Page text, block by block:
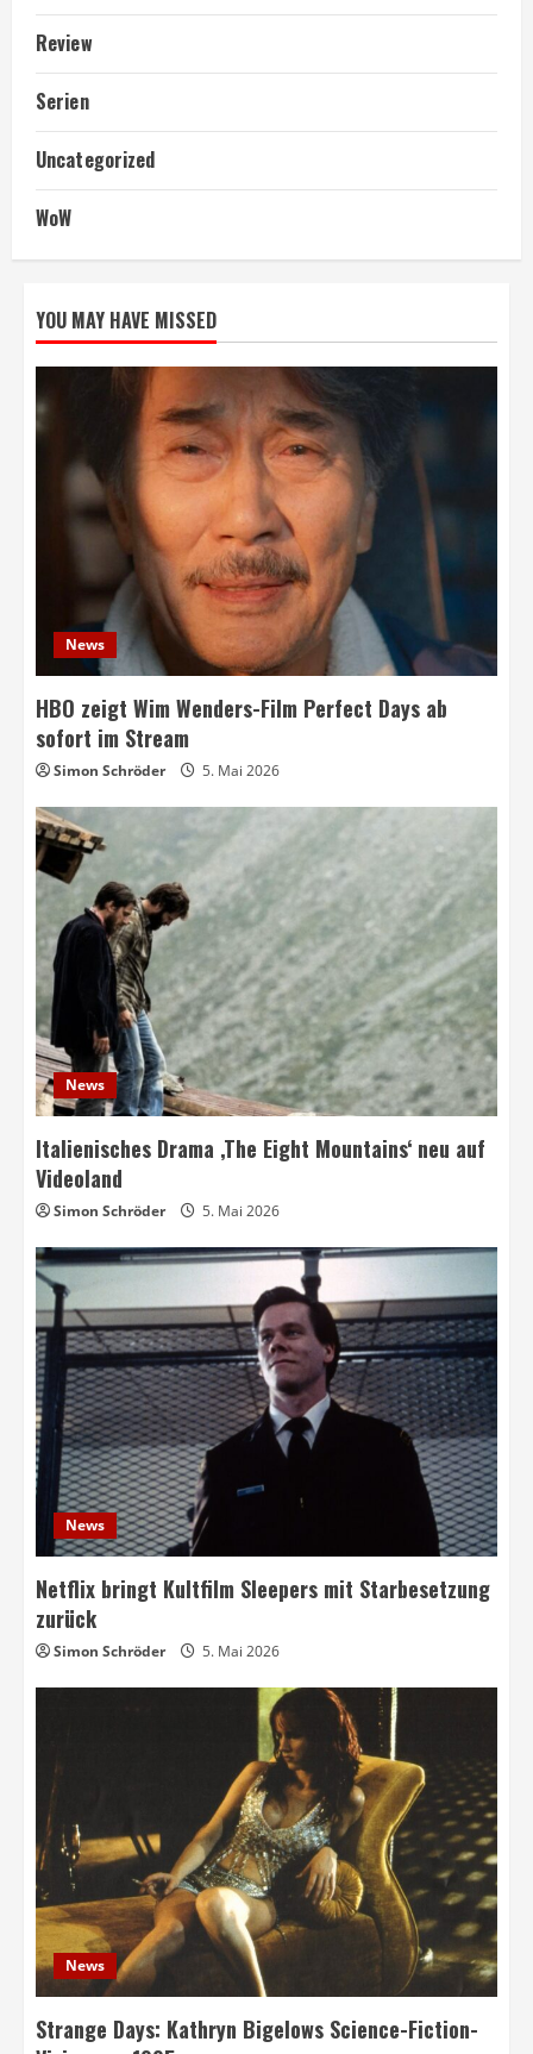
Review
Serien
Uncategorized
WoW
YOU MAY HAVE MISSED
News
HBO zeigt Wim Wenders-Film Perfect Days ab
sofort im Stream
Simon Schröder 5. Mai 2026
News
Italienisches Drama ‚The Eight Mountains‘ neu auf
Videoland
Simon Schröder 5. Mai 2026
News
Netflix bringt Kultfilm Sleepers mit Starbesetzung
zurück
Simon Schröder 5. Mai 2026
News
Strange Days: Kathryn Bigelows Science-Fiction-